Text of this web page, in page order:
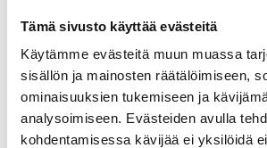
Tämä sivusto käyttää evästeitä
Käytämme evästeitä muun muassa
sisällön ja mainosten räätälöimiseen,
ominaisuuksien tukemiseen ja
analysoimiseen. Evästeiden avulla
kohdentamisessa kävijää ei yksilöidä
Vuokravakuus
0 €, (yrityksille min. 1 kk vuokra)
Vuokrasopimus
Toistaiseksi voimassa oleva, minimi
12 kk